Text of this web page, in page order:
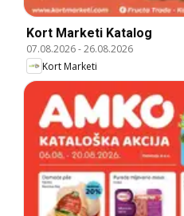
Kort Marketi Katalog
07.08.2026-26.08.2026
Kort Marketi